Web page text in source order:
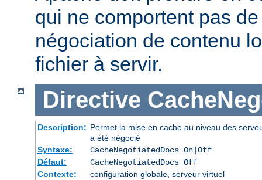
qui ne comportent pas
négociation de contenu
fichier à servir.
Directive
Description: Permet la mise en cache au niveau des
a été négocié
Syntaxe:
CacheNegotiatedDocs On|Off
Défaut:
CacheNegotiatedDocs Off
Contexte:
configuration globale, serveur virtuel